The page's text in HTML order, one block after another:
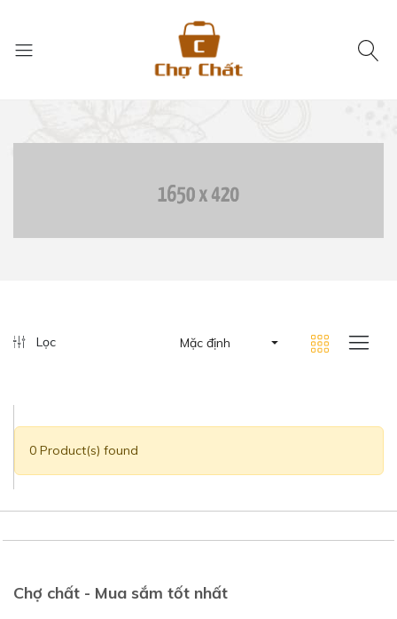
Lọc Mặc định
0 Product(s) found
Chợ chất - Mua sắm tốt nhất